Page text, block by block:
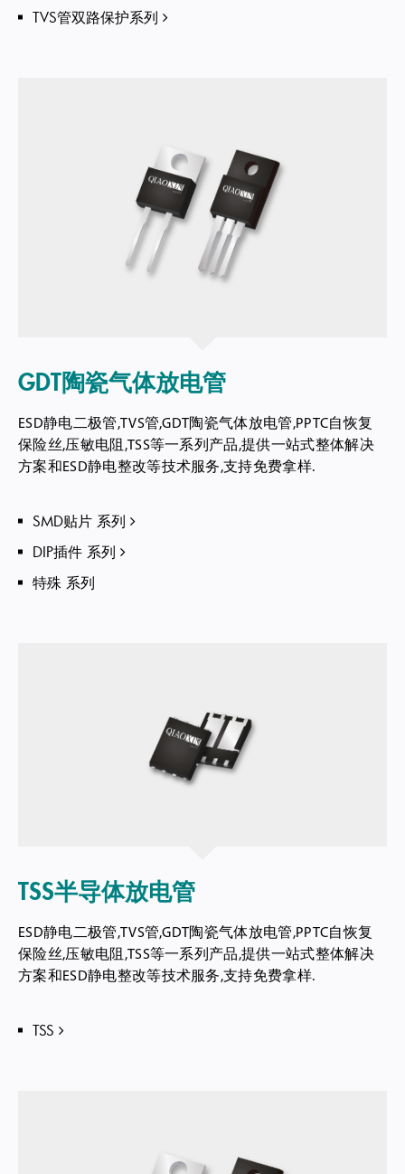
TVS管双路保护系列
GDT陶瓷气体放电管
ESD静电二极管,TVS管,GDT陶瓷气体放电管,PPTC自恢复
保险丝,压敏电阻,TSS等一系列产品,提供一站式整体解决
方案和ESD静电整改等技术服务,支持免费拿样.
SMD贴片 系列
DIP插件 系列
特殊 系列
TSS半导体放电管
ESD静电二极管,TVS管,GDT陶瓷气体放电管,PPTC自恢复
保险丝,压敏电阻,TSS等一系列产品,提供一站式整体解决
方案和ESD静电整改等技术服务,支持免费拿样.
TSS